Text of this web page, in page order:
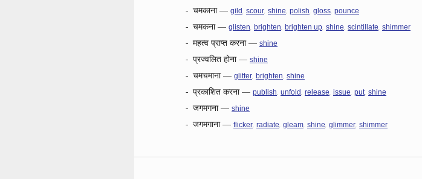
- चमकाना— gild, scour, shine, polish, gloss, pounce
- चमकना— glisten, brighten, brighten up, shine, scintillate, shimmer
- महत्व प्राप्त करना— shine
- प्रज्वलित होना— shine
- चमचमाना— glitter, brighten, shine
- प्रकाशित करना— publish, unfold, release, issue, put, shine
- जगमगना— shine
- जगमगाना— flicker, radiate, gleam, shine, glimmer, shimmer